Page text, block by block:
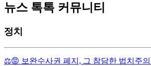
뉴스 톡톡 커뮤니티
정치
⚖️😡 보완수사권 폐지, 그 참담한 법치주